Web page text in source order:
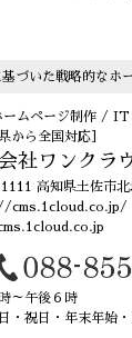
基づいた戦略的なホ
ムページ制作 / IT
から全国対応］
社ワンクラ
高知県土佐市北
cms.1cloud.co.jp/
～午後６時
・祝日・年末年始